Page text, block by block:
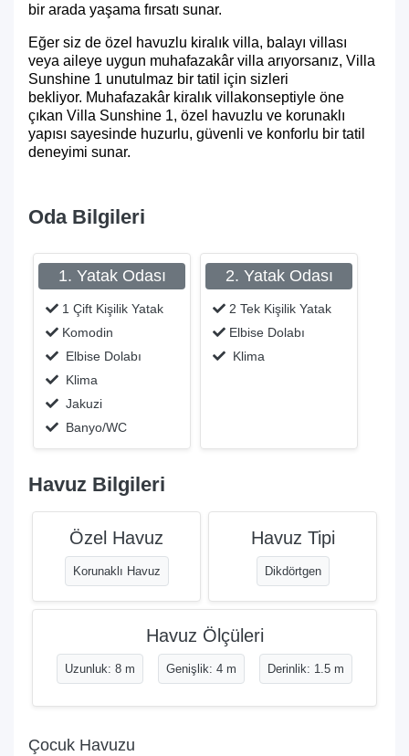
bir arada yaşama fırsatı sunar.
Eğer siz de özel havuzlu kiralık villa, balayı villası
veya aileye uygun muhafazakâr villa arıyorsanız, Villa
Sunshine 1 unutulmaz bir tatil için sizleri
bekliyor. Muhafazakâr kiralık villakonseptiyle öne
çıkan Villa Sunshine 1, özel havuzlu ve korunaklı
yapısı sayesinde huzurlu, güvenli ve konforlu bir tatil
deneyimi sunar.
Oda Bilgileri
1. Yatak Odası
1 Çift Kişilik Yatak
Komodin
Elbise Dolabı
Klima
Jakuzi
Banyo/WC
2. Yatak Odası
2 Tek Kişilik Yatak
Elbise Dolabı
Klima
Havuz Bilgileri
Özel Havuz
Korunaklı Havuz
Havuz Tipi
Dikdörtgen
Havuz Ölçüleri
Uzunluk: 8 m Genişlik: 4 m Derinlik: 1.5 m
Çocuk Havuzu